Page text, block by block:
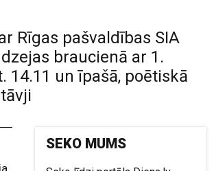
Rīgas pašvaldības SIA
braucienā ar 1.
un īpašā, poētiskā
SEKO MUMS